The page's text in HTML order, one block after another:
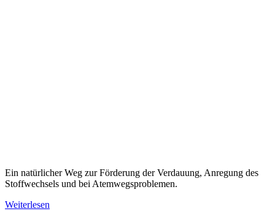
Ein natürlicher Weg zur Förderung der Verdauung, Anregung des
Stoffwechsels und bei Atemwegsproblemen.
Weiterlesen